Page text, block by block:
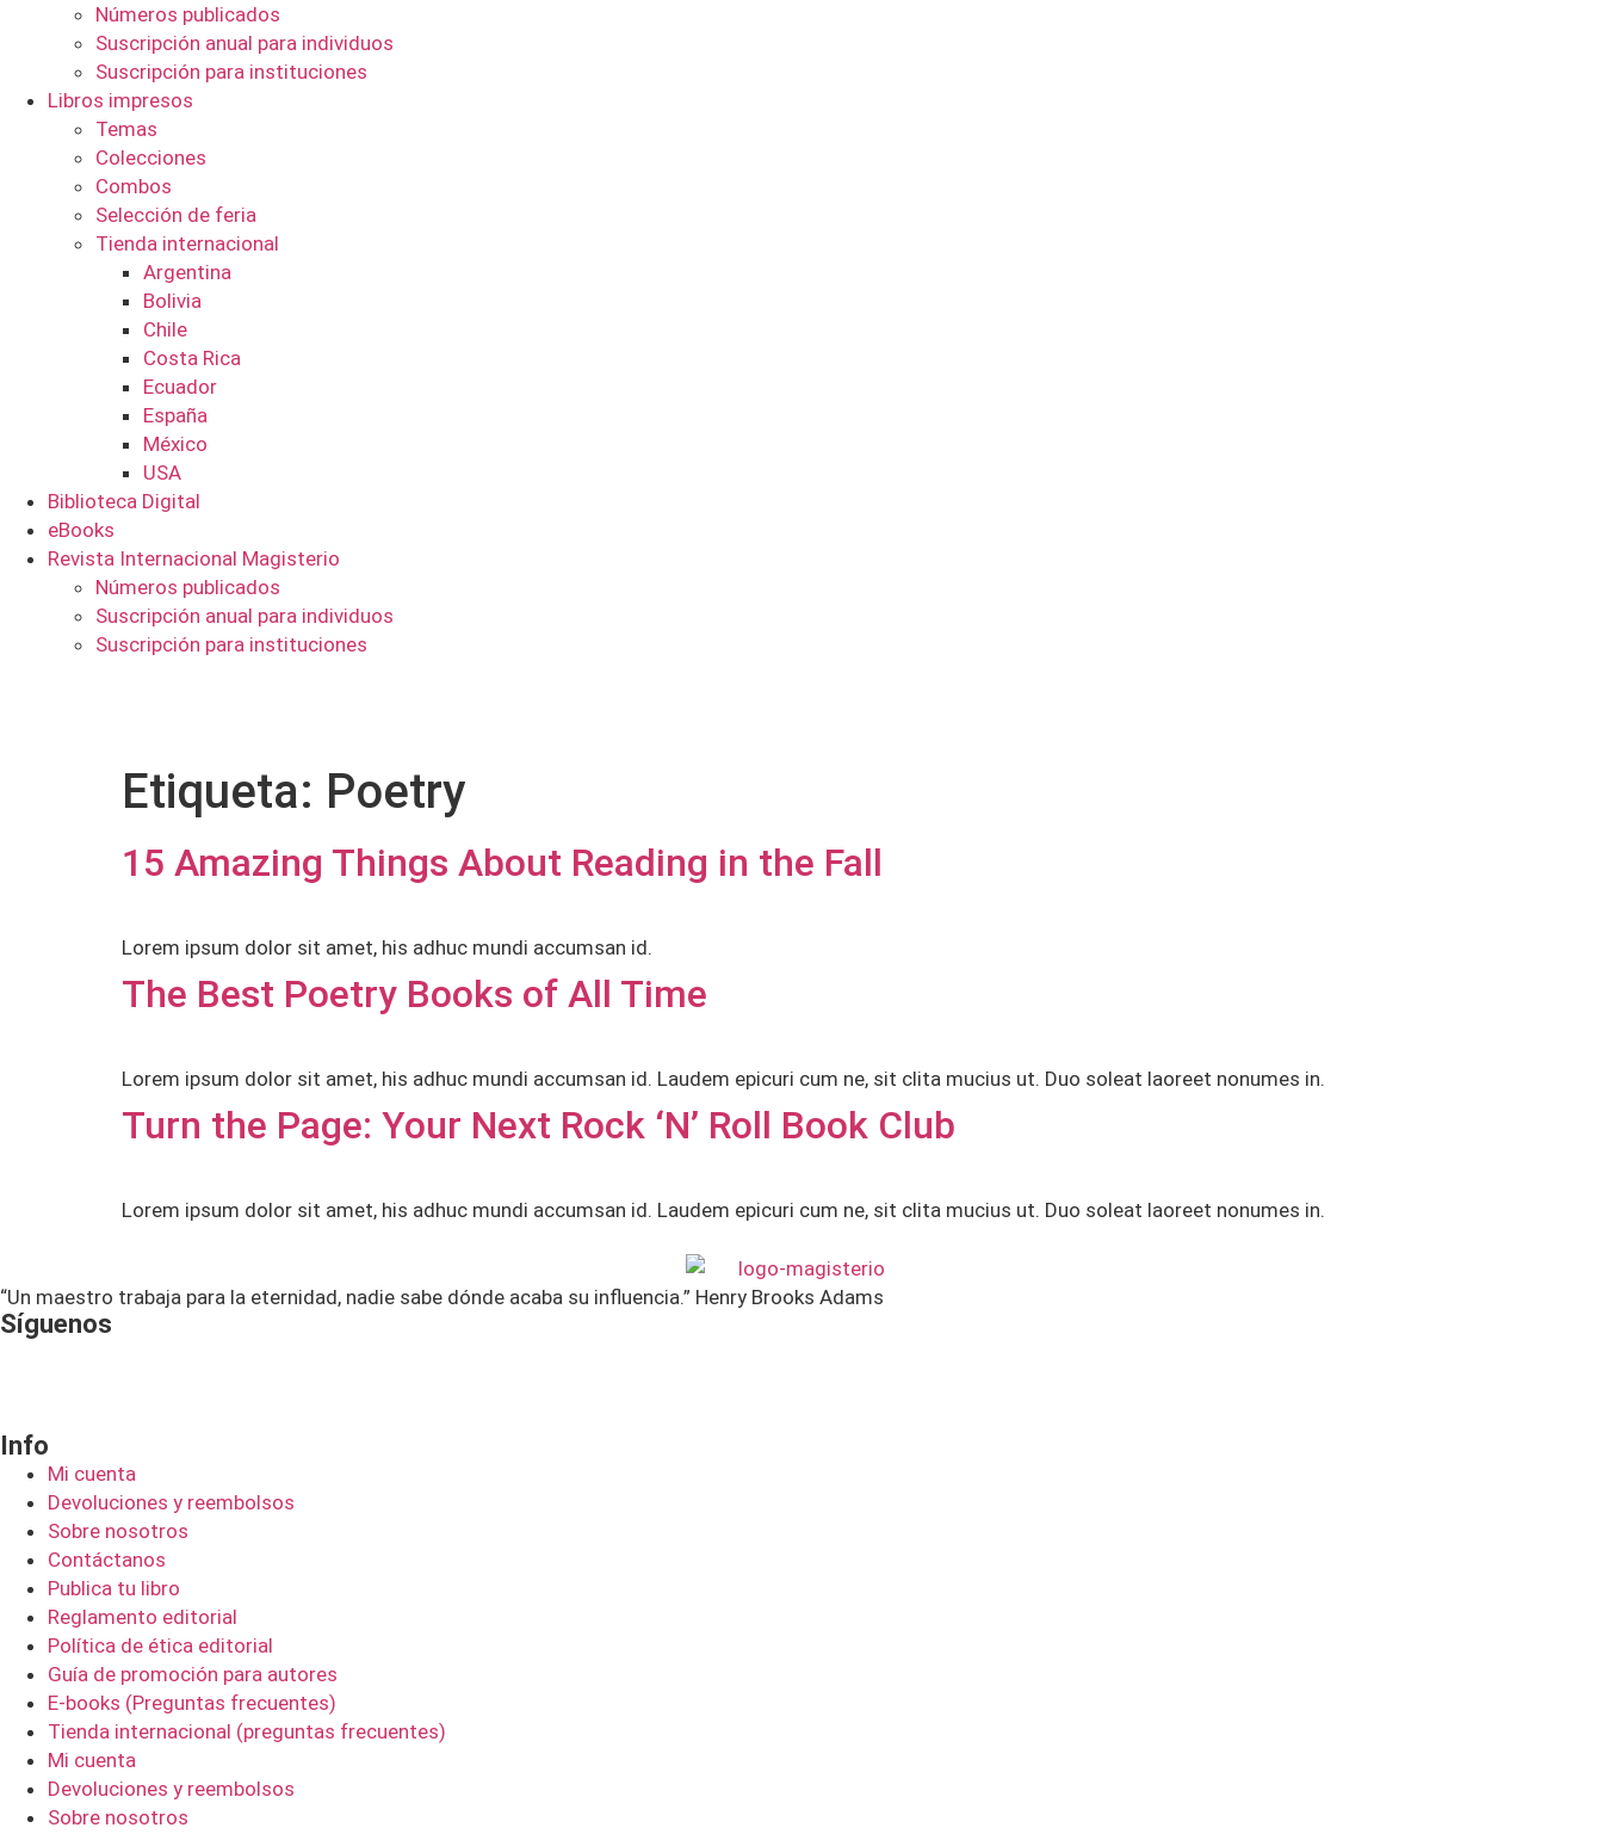
Números publicados
Suscripción anual para individuos
Suscripción para instituciones
Libros impresos
Temas
Colecciones
Combos
Selección de feria
Tienda internacional
Argentina
Bolivia
Chile
Costa Rica
Ecuador
España
México
USA
Biblioteca Digital
eBooks
Revista Internacional Magisterio
Números publicados
Suscripción anual para individuos
Suscripción para instituciones
Etiqueta: Poetry
15 Amazing Things About Reading in the Fall
Lorem ipsum dolor sit amet, his adhuc mundi accumsan id.
The Best Poetry Books of All Time
Lorem ipsum dolor sit amet, his adhuc mundi accumsan id. Laudem epicuri cum ne, sit clita mucius ut. Duo soleat laoreet nonumes in.
Turn the Page: Your Next Rock ‘N’ Roll Book Club
Lorem ipsum dolor sit amet, his adhuc mundi accumsan id. Laudem epicuri cum ne, sit clita mucius ut. Duo soleat laoreet nonumes in.
“Un maestro trabaja para la eternidad, nadie sabe dónde acaba su influencia.” Henry Brooks Adams
Síguenos
Info
Mi cuenta
Devoluciones y reembolsos
Sobre nosotros
Contáctanos
Publica tu libro
Reglamento editorial
Política de ética editorial
Guía de promoción para autores
E-books (Preguntas frecuentes)
Tienda internacional (preguntas frecuentes)
Mi cuenta
Devoluciones y reembolsos
Sobre nosotros